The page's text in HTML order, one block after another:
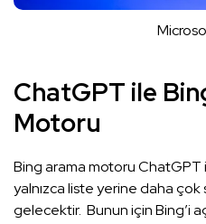
ChatGPT ile
Motoru
Bing arama motoru ChatGPT
yalnızca liste yerine daha
gelecektir. Bunun için Bing’i